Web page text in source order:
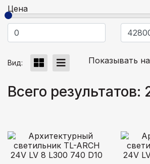
Цена
Вид: Показывать
Всего результатов: